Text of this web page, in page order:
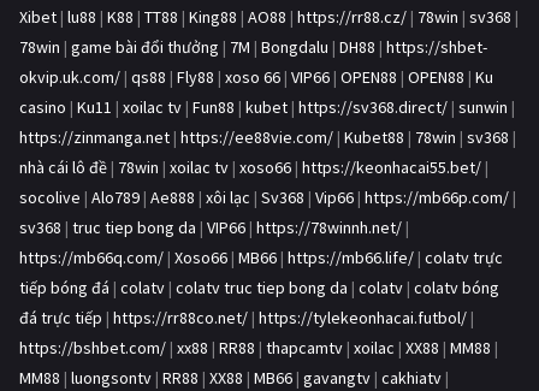
Xibet | lu88 | K88 | TT88 | King88 | AO88 | https://rr88.cz/ | 78win | sv368 |
78win | game bài đổi thưởng | 7M | Bongdalu | DH88 | https://shbet-
okvip.uk.com/ | qs88 | Fly88 | xoso 66 | VIP66 | OPEN88 | OPEN88 | Ku
casino | Ku11 | xoilac tv | Fun88 | kubet | https://sv368.direct/ | sunwin |
https://zinmanga.net | https://ee88vie.com/ | Kubet88 | 78win | sv368 |
nhà cái lô đề | 78win | xoilac tv | xoso66 | https://keonhacai55.bet/ |
socolive | Alo789 | Ae888 | xôi lạc | Sv368 | Vip66 | https://mb66p.com/ |
sv368 | truc tiep bong da | VIP66 | https://78winnh.net/ |
https://mb66q.com/ | Xoso66 | MB66 | https://mb66.life/ | colatv trực
tiếp bóng đá | colatv | colatv truc tiep bong da | colatv | colatv bóng
đá trực tiếp | https://rr88co.net/ | https://tylekeonhacai.futbol/ |
https://bshbet.com/ | xx88 | RR88 | thapcamtv | xoilac | XX88 | MM88 |
MM88 | luongsontv | RR88 | XX88 | MB66 | gavangtv | cakhiatv |